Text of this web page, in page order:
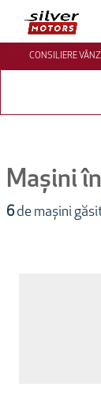
CONSILIERE
Mașini
6de mașini